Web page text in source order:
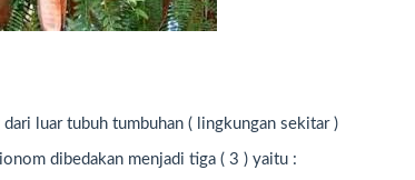
luar tubuh tumbuhan ( lingkungan sekitar )
dibedakan menjadi tiga ( 3 ) yaitu :